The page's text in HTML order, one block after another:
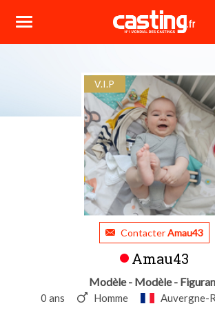
V.I.P
ContacterAmau43
Amau43
Modèle - Modèle -
0 ans Homme Auvergne-